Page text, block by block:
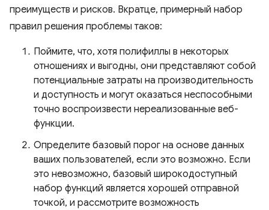
преимуществ и рисков. Вкратце, примерный набор
правил решения проблемы таков:
Поймите, что, хотя полифиллы в некоторых
отношениях и выгодны, они представляют собой
потенциальные затраты на производительность
и доступность и могут оказаться неспособными
точно воспроизвести нереализованные веб-
функции.
Определите базовый порог на основе данных
ваших пользователей, если это возможно. Если
это невозможно, базовый широкодоступный
набор функций является хорошей отправной
точкой, и рассмотрите возможность